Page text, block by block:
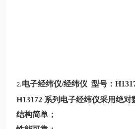
2.电子经纬仪/经纬仪 型号：
H13172 系列电子经纬仪采用绝对
结构简单；